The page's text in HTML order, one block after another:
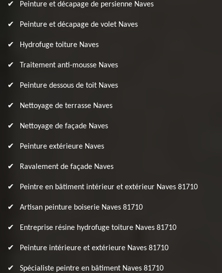
Peinture et décapage de persienne Naves
Peinture et décapage de volet Naves
Hydrofuge toiture Naves
Traitement anti-mousse Naves
Peinture dessous de toit Naves
Nettoyage de terrasse Naves
Nettoyage de façade Naves
Peinture extérieure Naves
Ravalement de façade Naves
Peintre en bâtiment intérieur et extérieur Naves 81710
Artisan peinture boiserie Naves 81710
Entreprise résine hydrofuge toiture Naves 81710
Peinture intérieure et extérieure Naves 81710
Spécialiste peintre en bâtiment Naves 81710